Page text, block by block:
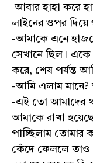
আবার হাহা করে
লাইনের ওপর দিয়ে
-আমাকে এনে
সেখানে ছিল। একে
করে, শেষ পর্যন্ত
-আমি এলাম
-এই তো আমাদের
আমাকে রাখা
পাচ্ছিলাম তোমার
কেঁদে ফেললে তাও